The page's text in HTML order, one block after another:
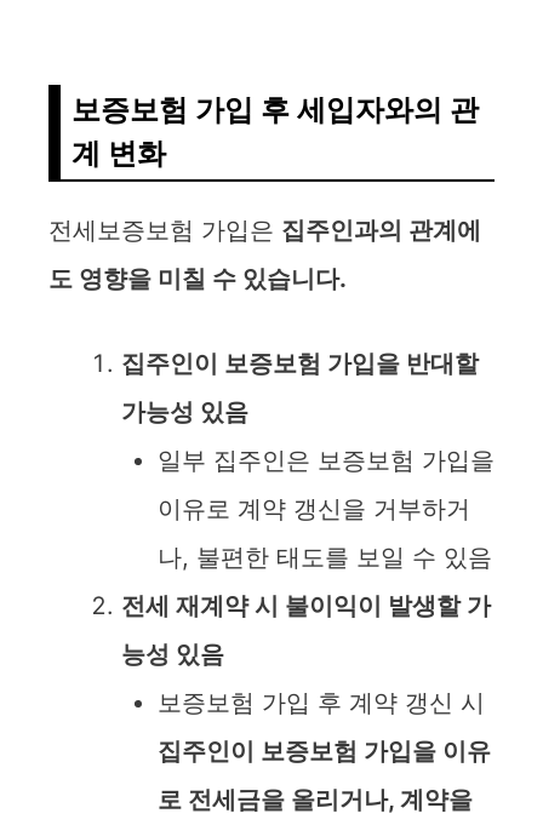
보증보험 가입 후 세입자와의 관
계 변화
전세보증보험 가입은 집주인과의 관계에
도 영향을 미칠 수 있습니다.
집주인이 보증보험 가입을 반대할
가능성 있음
일부 집주인은 보증보험 가입을
이유로 계약 갱신을 거부하거
나, 불편한 태도를 보일 수 있음
전세 재계약 시 불이익이 발생할 가
능성 있음
보증보험 가입 후 계약 갱신 시
집주인이 보증보험 가입을 이유
로 전세금을 올리거나, 계약을